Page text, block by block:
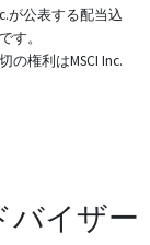
が公表する配当込
す。
の権利はMSCI Inc.
バイザー